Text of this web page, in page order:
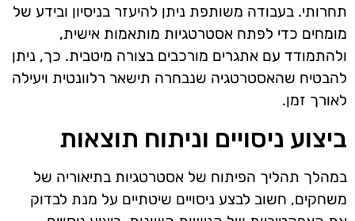
תחרותי. בעבודה משותפת ניתן להיעזר בניסיון ובידע של
מומחים כדי לפתח אסטרטגיות מותאמות אישית,
ולהתמודד עם אתגרים מורכבים בצורה מיטבית. כך, ניתן
להבטיח שהאסטרטגיה שנבחרה תישאר רלוונטית ויעילה
לאורך זמן.
ביצוע ניסויים וניתוח תוצאות
במהלך תהליך הפיתוח של אסטרטגיות בתיאוריה של
משחקים, חשוב לבצע ניסויים שיטתיים על מנת לבדוק